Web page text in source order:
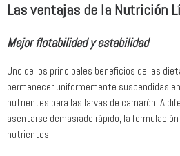
Las ventajas de la Nutrición
Mejor flotabilidad y estabilidad
Uno de los principales beneficios de las
permanecer uniformemente suspendidas
nutrientes para las larvas de camarón. A
asentarse demasiado rápido, la
nutrientes.